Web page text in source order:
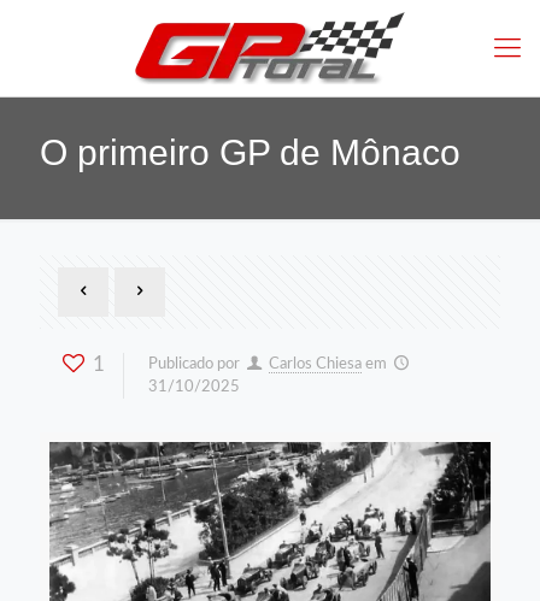
O primeiro GP de Mônaco
1 Publicado por Carlos Chiesa em
31/10/2025